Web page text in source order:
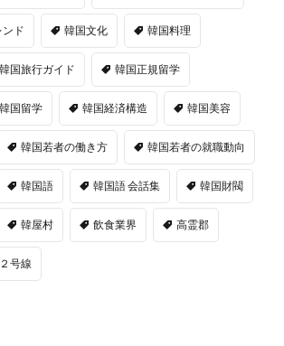
ド 韓国文化 韓国料理
韓国旅行ガイド 韓国正規留学
韓国留学 韓国経済構造 韓国美容
韓国若者の働き方 韓国若者の就職動向
韓国語 韓国語 会話集 韓国財閥
韓屋村 飲食業界 高霊郡
２号線